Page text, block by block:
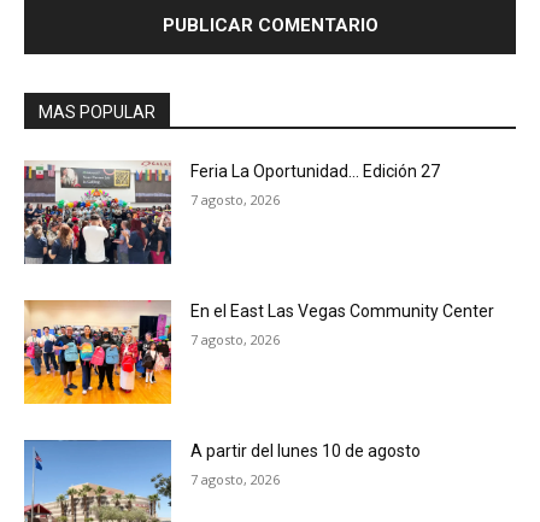
MAS POPULAR
Feria La Oportunidad… Edición 27
7 agosto, 2026
En el East Las Vegas Community Center
7 agosto, 2026
A partir del lunes 10 de agosto
7 agosto, 2026